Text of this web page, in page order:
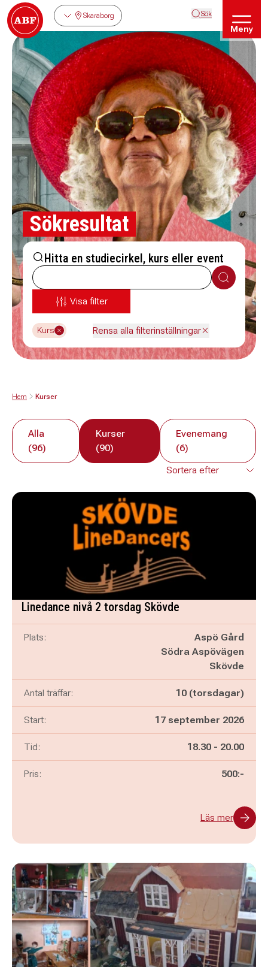
Skaraborg Sök
Meny
Sökresultat
Hitta en studiecirkel, kurs eller event
Sök
Visa filter
Kurs Rensa alla filterinställningar
Hem Kurser
Alla
(96)
Kurser
(90)
Evenemang
(6)
Linedance nivå 2 torsdag Skövde
Plats:
Aspö Gård
Södra Aspövägen
Skövde
Antal träffar: 10 (torsdagar)
Start: 17 september 2026
Tid: Pågår mellan
18.30 - och
20.00
Pris: 500:-
Läs mer